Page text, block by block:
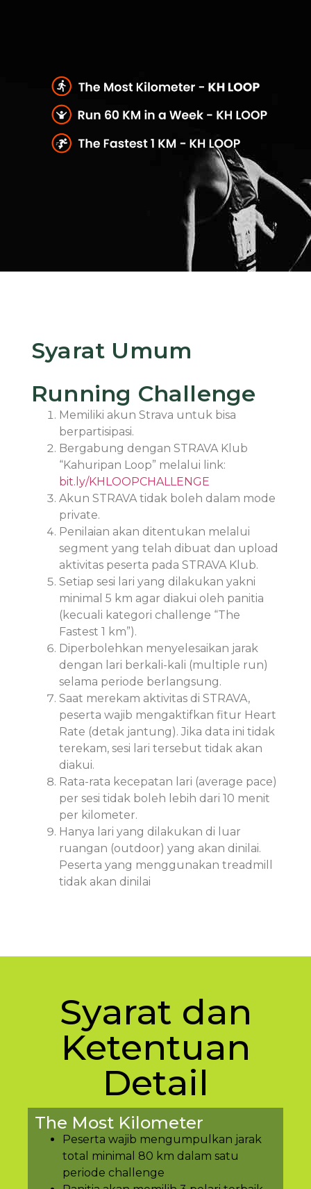
Syarat Umum
Running Challenge
Memiliki akun Strava untuk bisa
berpartisipasi.
Bergabung dengan STRAVA Klub
“Kahuripan Loop” melalui link:
bit.ly/KHLOOPCHALLENGE
Akun STRAVA tidak boleh dalam mode
private.
Penilaian akan ditentukan melalui
segment yang telah dibuat dan upload
aktivitas peserta pada STRAVA Klub.
Setiap sesi lari yang dilakukan yakni
minimal 5 km agar diakui oleh panitia
(kecuali kategori challenge “The
Fastest 1 km”).
Diperbolehkan menyelesaikan jarak
dengan lari berkali-kali (multiple run)
selama periode berlangsung.
Saat merekam aktivitas di STRAVA,
peserta wajib mengaktifkan fitur Heart
Rate (detak jantung). Jika data ini tidak
terekam, sesi lari tersebut tidak akan
diakui.
Rata-rata kecepatan lari (average pace)
per sesi tidak boleh lebih dari 10 menit
per kilometer.
Hanya lari yang dilakukan di luar
ruangan (outdoor) yang akan dinilai.
Peserta yang menggunakan treadmill
tidak akan dinilai
Syarat dan
Ketentuan
Detail
The Most Kilometer
Peserta wajib mengumpulkan jarak
total minimal 80 km dalam satu
periode challenge